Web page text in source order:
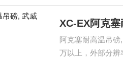
XC-EX阿克
阿克塞耐高温吊
万以上，外部分